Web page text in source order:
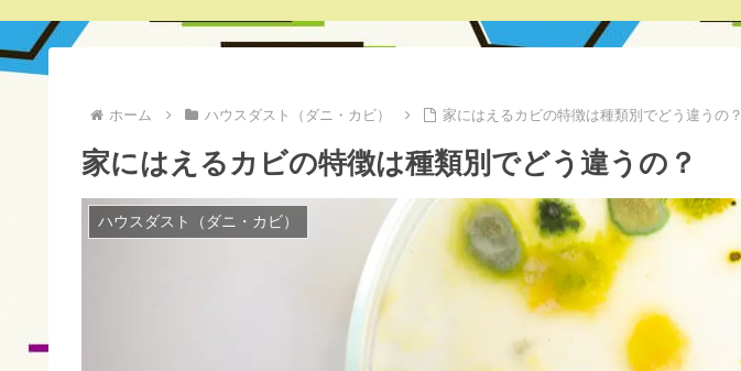
ホーム ハウスダスト（ダニ・カビ） 家にはえるカビの特徴は種類別でどう違うの？
家にはえるカビの特徴は種類別でどう違うの？
ハウスダスト（ダニ・カビ）